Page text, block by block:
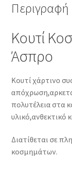
Περιγραφή
Κουτί
Άσπρο
Κουτί χάρτινο
απόχρωση,αρκετά
πολυτέλεια στα
υλικό,ανθεκτικό
Διατίθεται σε
κοσμημάτων.